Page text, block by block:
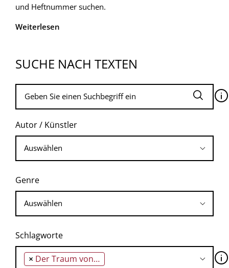
und Heftnummer suchen.
Weiterlesen
SUCHE NACH TEXTEN
🛈
Autor / Künstler
Genre
Schlagworte
× Der Traum von Eros und Tod 🛈